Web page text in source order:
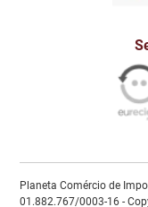
Planeta Comércio de
01.882.767/0003-16 -